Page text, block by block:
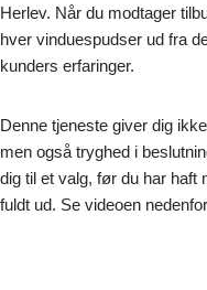
Herlev. Når du modtager
hver vinduespudser ud fra
kunders erfaringer.
Denne tjeneste giver dig
men også tryghed i
dig til et valg, før du har haft
fuldt ud. Se videoen